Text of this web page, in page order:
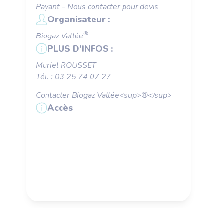
Payant – Nous contacter pour devis
Organisateur :
Biogaz Vallée®
PLUS D’INFOS :
Muriel ROUSSET
Tél. : 03 25 74 07 27
Contacter Biogaz Vallée<sup>®</sup>
Accès